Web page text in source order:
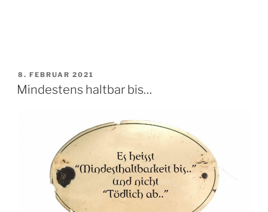
VERÖFFENTLICHT
AM
8. FEBRUAR 2021
Mindestens haltbar bis…